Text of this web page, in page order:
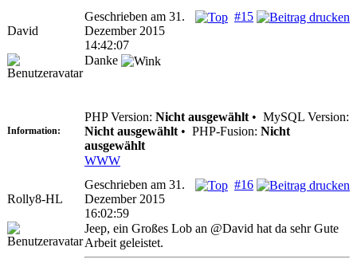
David
#15
Geschrieben am 31.
Dezember 2015
14:42:07
Danke
Information:
PHP Version: Nicht ausgewählt • MySQL Version:
Nicht ausgewählt • PHP-Fusion: Nicht
ausgewählt
WWW
Rolly8-HL
#16
Geschrieben am 31.
Dezember 2015
16:02:59
Jeep, ein Großes Lob an @David hat da sehr Gute
Arbeit geleistet.